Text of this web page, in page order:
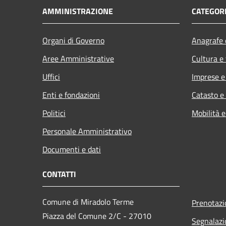
AMMINISTRAZIONE
Organi di Governo
Aree Amministrative
Uffici
Enti e fondazioni
Politici
Personale Amministrativo
Documenti e dati
Cultura
Imprese
Catasto
Mobilità
CONTATTI
Comune di Miradolo Terme
Piazza del Comune 2/C - 27010